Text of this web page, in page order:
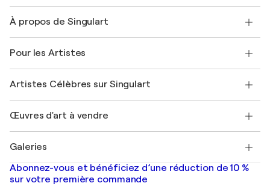
Expédition
Offrir une carte cadeau
Rejoignez notre programme commercial
Mon compte
+33 1 76 44 06 42
À propos de Singulart
FAQ
Magazine Singulart
Emplois
Découvrez une sélection d'art original
Pour les Artistes
Se connecter en tant qu'Artiste
Artistes Célèbres sur Singulart
Marc Chagall
Banksy
Mr. Brainwash
Shepard Fairey
Œuvres d'art à vendre
Tableaux abstraits à vendre
Peintures de paysage
Estampes
Galeries
Galeries d'art en France
Galeries d'art en Belgique
Abonnez-vous et bénéficiez d’une réduction de 10 %
sur votre première commande